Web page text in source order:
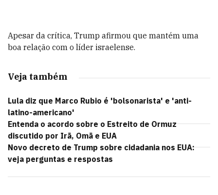
Apesar da crítica, Trump afirmou que mantém uma
boa relação com o líder israelense.
Veja também
Lula diz que Marco Rubio é 'bolsonarista' e 'anti-
latino-americano'
Entenda o acordo sobre o Estreito de Ormuz
discutido por Irã, Omã e EUA
Novo decreto de Trump sobre cidadania nos EUA:
veja perguntas e respostas